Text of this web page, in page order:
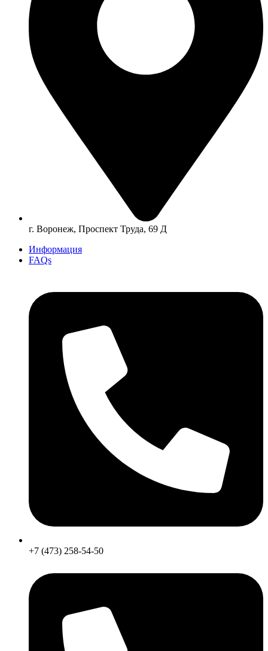
г. Воронеж, Проспект Труда, 69 Д
Информация
FAQs
+7 (473) 258-54-50